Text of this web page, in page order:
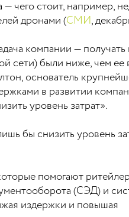
чего стоит, например,
дронами (СМИ,
компании — получать
сети) были ниже, чем ее
основатель
в развитии
уровень затрат».
бы снизить уровень
помогают
(СЭД) и
издержки и повышая